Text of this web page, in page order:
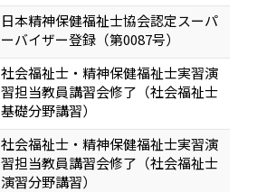
日本精神保健福祉士協会認定スーパ
ーバイザー登録（第0087号）
社会福祉士・精神保健福祉士実習演
習担当教員講習会修了（社会福祉士
基礎分野講習）
社会福祉士・精神保健福祉士実習演
習担当教員講習会修了（社会福祉士
演習分野講習）